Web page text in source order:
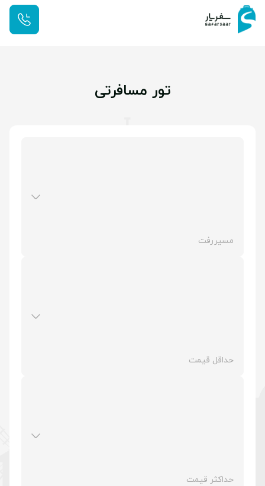
تور مسافرتی